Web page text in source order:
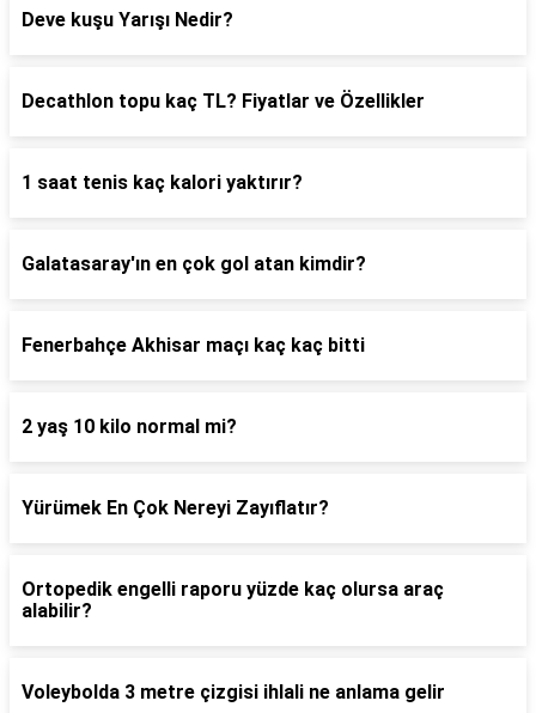
Deve kuşu Yarışı Nedir?
Decathlon topu kaç TL? Fiyatlar ve Özellikler
1 saat tenis kaç kalori yaktırır?
Galatasaray'ın en çok gol atan kimdir?
Fenerbahçe Akhisar maçı kaç kaç bitti
2 yaş 10 kilo normal mi?
Yürümek En Çok Nereyi Zayıflatır?
Ortopedik engelli raporu yüzde kaç olursa araç
alabilir?
Voleybolda 3 metre çizgisi ihlali ne anlama gelir